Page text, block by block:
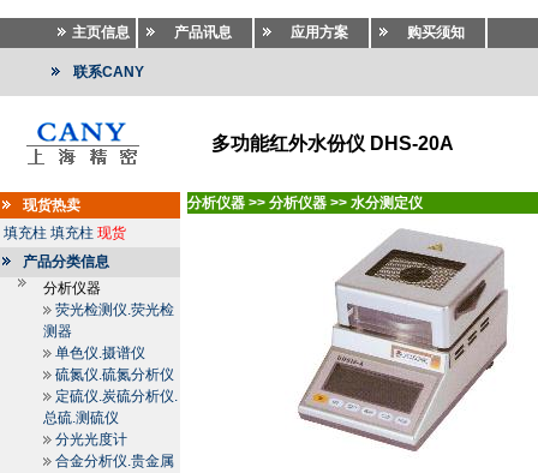
主页信息 产品讯息 应用方案 购买须知
联系CANY
多功能红外水份仪 DHS-20A
现货热卖
填充柱 填充柱 现货
产品分类信息
分析仪器
荧光检测仪.荧光检
测器
单色仪.摄谱仪
硫氮仪.硫氮分析仪
定硫仪.炭硫分析仪.
总硫.测硫仪
分光光度计
合金分析仪.贵金属
分析仪器 >> 分析仪器 >> 水分测定仪